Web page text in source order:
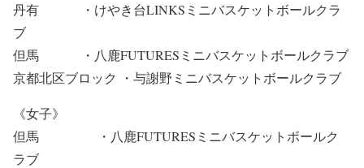
丹有 ・けやき台LINKSミニバスケットボールクラ
ブ
但馬 ・八鹿FUTURESミニバスケットボールクラブ
京都北区ブロック ・与謝野ミニバスケットボールクラブ
《女子》
但馬 ・八鹿FUTURESミニバスケットボールク
ラブ